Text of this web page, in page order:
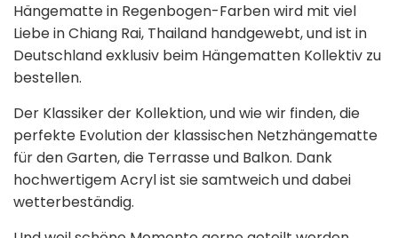
Hängematte in Regenbogen-Farben wird mit viel
Liebe in Chiang Rai, Thailand handgewebt, und ist in
Deutschland exklusiv beim Hängematten Kollektiv zu
bestellen.
Der Klassiker der Kollektion, und wie wir finden, die
perfekte Evolution der klassischen Netzhängematte
für den Garten, die Terrasse und Balkon. Dank
hochwertigem Acryl ist sie samtweich und dabei
wetterbeständig.